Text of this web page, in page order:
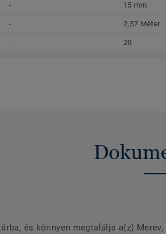
- 15 mm
- 2,57 Méter
- 20
és könnyen megtalálja a(z)